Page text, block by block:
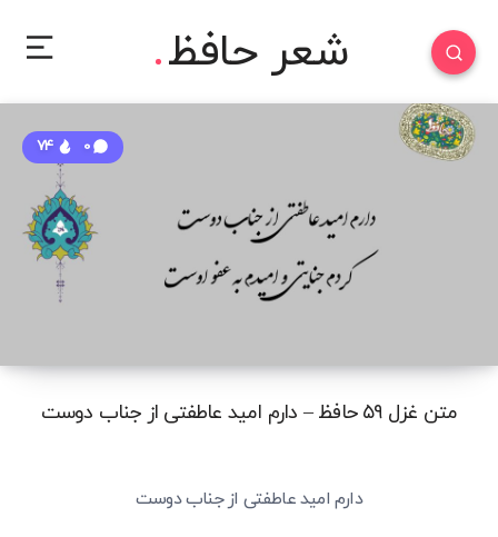
شعر حافظ
متن غزل ۵۹ حافظ – دارم امید عاطفتی از جناب دوست
0
74
دارم امید عاطفتی از جناب دوست